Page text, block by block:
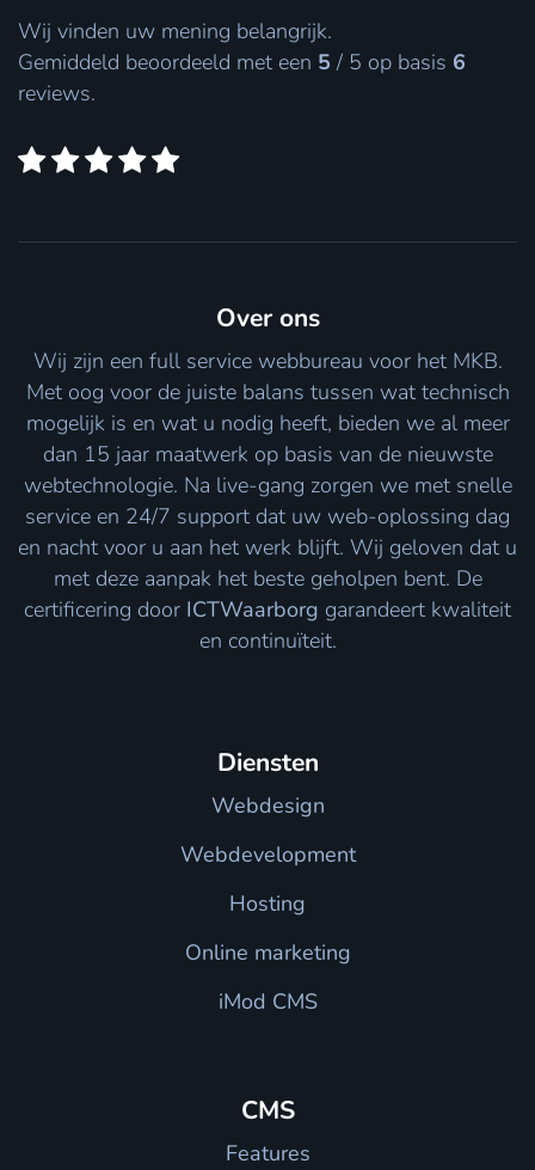
Wij vinden uw mening belangrijk.
Gemiddeld beoordeeld met een 5 / 5 op basis 6
reviews.
Over ons
Wij zijn een full service webbureau voor het MKB.
Met oog voor de juiste balans tussen wat technisch
mogelijk is en wat u nodig heeft, bieden we al meer
dan 15 jaar maatwerk op basis van de nieuwste
webtechnologie. Na live-gang zorgen we met snelle
service en 24/7 support dat uw web-oplossing dag
en nacht voor u aan het werk blijft. Wij geloven dat u
met deze aanpak het beste geholpen bent. De
certificering door ICTWaarborg garandeert kwaliteit
en continuïteit.
Diensten
Webdesign
Webdevelopment
Hosting
Online marketing
iMod CMS
CMS
Features